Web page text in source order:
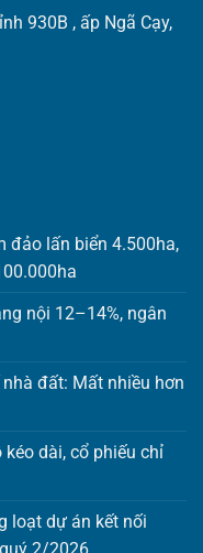
930B , ấp Ngã Cạy,
đảo lấn biển 4.500ha,
nội 12–14%, ngân
đất: Mất nhiều hơn
dài, cổ phiếu chỉ
loạt dự án kết nối